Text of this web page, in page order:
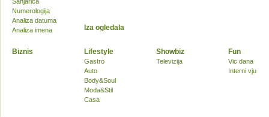
Biznis Lifestyle
Gastro
Auto
Body&Soul
Moda&Stil
Casa
Showbiz
Televizija
Fun
Vic dana
Interni vju
Numerologija
Analiza datuma
Analiza imena
Iza ogledala